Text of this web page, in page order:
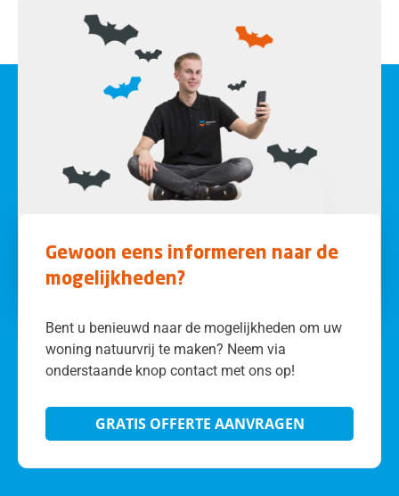
Gewoon eens informeren naar de
mogelijkheden?
Bent u benieuwd naar de mogelijkheden om uw
woning natuurvrij te maken? Neem via
onderstaande knop contact met ons op!
GRATIS OFFERTE AANVRAGEN